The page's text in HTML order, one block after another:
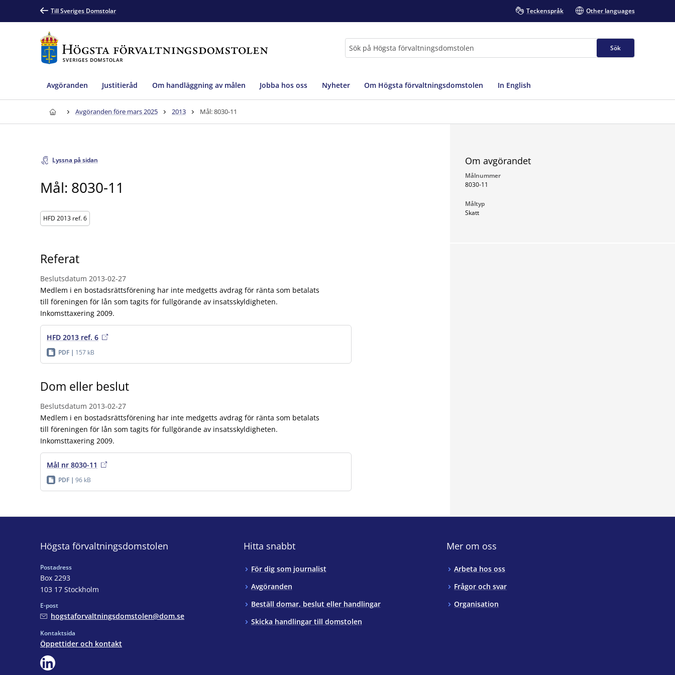
Till Sveriges Domstolar Teckenspråk Other languages
Sök
Avgöranden Justitieråd Om handläggning av målen Jobba hos oss Nyheter Om Högsta förvaltningsdomstolen In English
Avgöranden före mars 2025 2013 Mål: 8030-11
Lyssna på sidan
Mål: 8030-11
HFD 2013 ref. 6
Referat
Beslutsdatum 2013-02-27
Medlem i en bostadsrättsförening har inte medgetts avdrag för ränta som betalats
till föreningen för lån som tagits för fullgörande av insatsskyldigheten.
Inkomsttaxering 2009.
HFD 2013 ref. 6
PDF 157 kB
Dom eller beslut
Beslutsdatum 2013-02-27
Medlem i en bostadsrättsförening har inte medgetts avdrag för ränta som betalats
till föreningen för lån som tagits för fullgörande av insatsskyldigheten.
Inkomsttaxering 2009.
Mål nr 8030-11
PDF 96 kB
Om avgörandet
Målnummer
8030-11
Måltyp
Skatt
Högsta förvaltningsdomstolen
Postadress
Box 2293
103 17 Stockholm
E-post
hogstaforvaltningsdomstolen@dom.se
Kontaktsida
Öppettider och kontakt
Hitta snabbt
För dig som journalist
Avgöranden
Beställ domar, beslut eller handlingar
Skicka handlingar till domstolen
Mer om oss
Arbeta hos oss
Frågor och svar
Organisation